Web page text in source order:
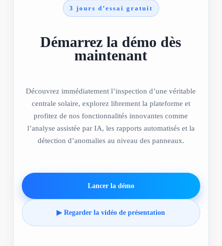
3 jours d’essai gratuit
Démarrez la démo dès
maintenant
Découvrez immédiatement l’inspection d’une véritable
centrale solaire, explorez librement la plateforme et
profitez de nos fonctionnalités innovantes comme
l’analyse assistée par IA, les rapports automatisés et la
détection d’anomalies au niveau des panneaux.
Lancer la démo
▶ Regarder la vidéo de présentation